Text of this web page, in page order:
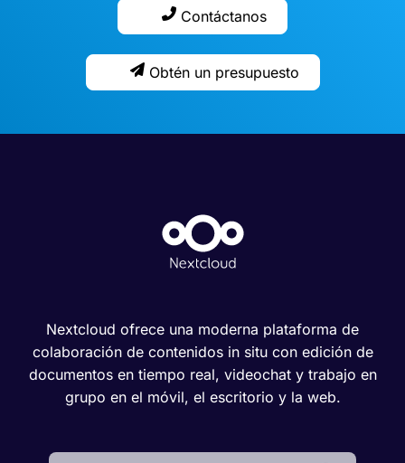
Contáctanos
Obtén un presupuesto
Nextcloud ofrece una moderna plataforma de
colaboración de contenidos in situ con edición de
documentos en tiempo real, videochat y trabajo en
grupo en el móvil, el escritorio y la web.